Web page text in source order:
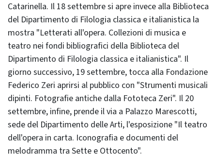
Catarinella. Il 18 settembre si apre invece alla Biblioteca
del Dipartimento di Filologia classica e italianistica la
mostra "Letterati all'opera. Collezioni di musica e
teatro nei fondi bibliografici della Biblioteca del
Dipartimento di Filologia classica e italianistica". Il
giorno successivo, 19 settembre, tocca alla Fondazione
Federico Zeri aprirsi al pubblico con "Strumenti musicali
dipinti. Fotografie antiche dalla Fototeca Zeri". Il 20
settembre, infine, prende il via a Palazzo Marescotti,
sede del Dipartimento delle Arti, l'esposizione "Il teatro
dell'opera in carta. Iconografia e documenti del
melodramma tra Sette e Ottocento".